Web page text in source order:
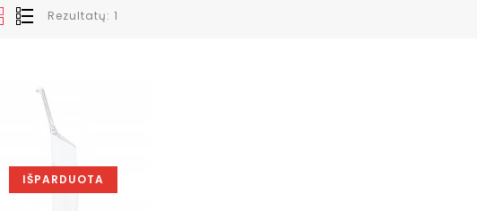
Rezultatų: 1
IŠPARDUOTA